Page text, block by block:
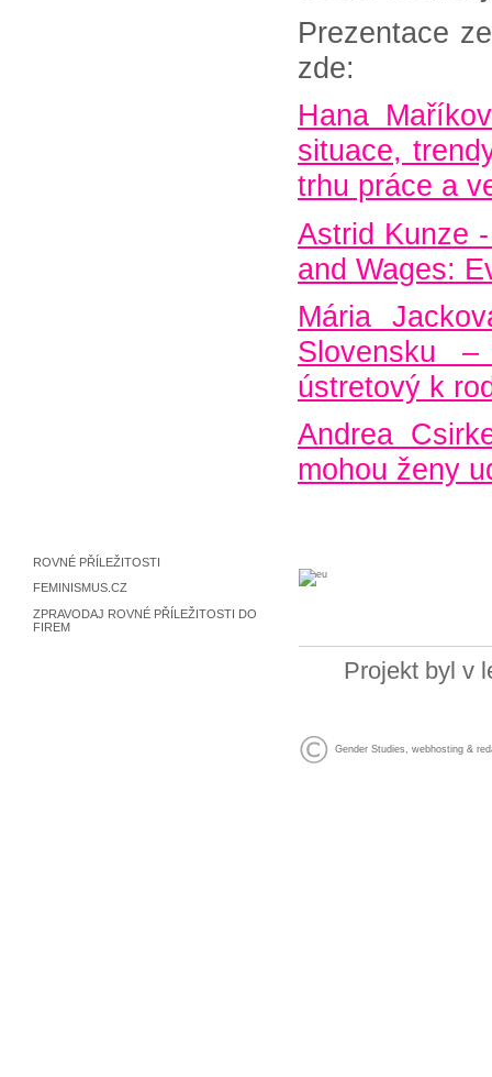
Prezentace
zde:
Hana
situace,
trhu práce a
Astrid Kunze
and Wages:
Mária
Slovensku
ústretový k
Andrea
mohou ženy
ROVNÉ PŘÍLEŽITOSTI
FEMINISMUS.CZ
ZPRAVODAJ ROVNÉ PŘÍLEŽITOSTI DO
FIREM
Projekt byl v
Gender Studies, webhosting &